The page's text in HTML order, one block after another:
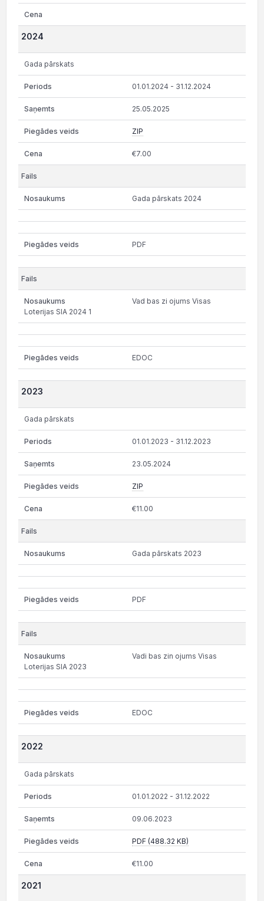
2024
Gada pārskats
01.01.2024 - 31.12.2024
25.05.2025
ZIP
€7.00
Gada pārskats 2024
PDF
Vad bas zi ojums Visas
Loterijas SIA 2024 1
EDOC
2023
Gada pārskats
01.01.2023 - 31.12.2023
23.05.2024
ZIP
€11.00
Gada pārskats 2023
PDF
Vadi bas zin ojums Visas
Loterijas SIA 2023
EDOC
2022
Gada pārskats
01.01.2022 - 31.12.2022
09.06.2023
PDF (488.32 KB)
€11.00
2021